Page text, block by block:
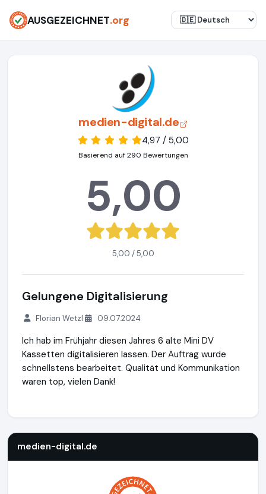
AUSGEZEICHNET.org
medien-digital.de
4,97 / 5,00
Basierend auf 290 Bewertungen
5,00
5,00 / 5,00
Gelungene Digitalisierung
Florian Wetzl 09.07.2024
Ich hab im Frühjahr diesen Jahres 6 alte Mini DV
Kassetten digitalisieren lassen. Der Auftrag wurde
schnellstens bearbeitet. Qualität und Kommunikation
waren top, vielen Dank!
medien-digital.de